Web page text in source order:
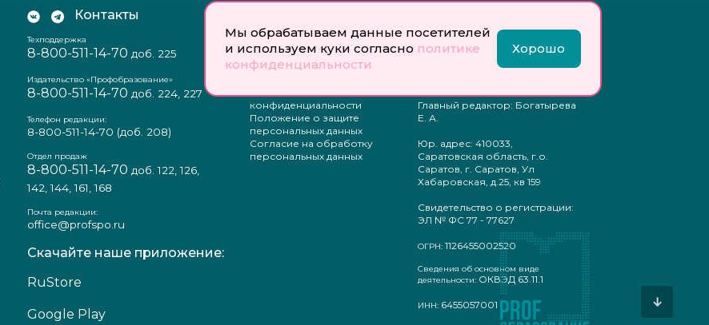
Мы обрабатываем данные посетителей
и используем куки согласно политике
конфиденциальности
Хорошо
Контакты
Техподдержка
8-800-511-14-70 доб. 225
Издательство «Профобразование»
8-800-511-14-70 доб. 224, 227
Телефон редакции:
8-800-511-14-70 (доб. 208)
Отдел продаж
8-800-511-14-70 доб. 122, 126,
142, 144, 161, 168
Почта редакции:
office@profspo.ru
Скачайте наше приложение:
RuStore
Google Play
Отзыв согласия на обработку
персональных данных
Пользовательское
Политика
конфиденциальности
Положение о защите
персональных данных
Согласие на обработку
персональных данных
ограниченной
ответственностью
Главный редактор: Богатырева
Е. А.
Юр. адрес: 410033,
Саратовская область, г.о.
Саратов, г. Саратов, Ул
Хабаровская, д.25, кв 159
Свидетельство о регистрации:
ЭЛ № ФС 77 - 77627
ОГРН: 1126455002520
Сведения об основном виде
деятельности: ОКВЭД 63.11.1
ИНН: 6455057001 ↓